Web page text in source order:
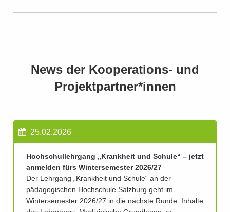
News der Kooperations- und
Projektpartner*innen
25.02.2026
Hochschullehrgang „Krankheit und Schule“ – jetzt
anmelden fürs Wintersemester 2026/27
Der Lehrgang „Krankheit und Schule“ an der
pädagogischen Hochschule Salzburg geht im
Wintersemester 2026/27 in die nächste Runde. Inhalte